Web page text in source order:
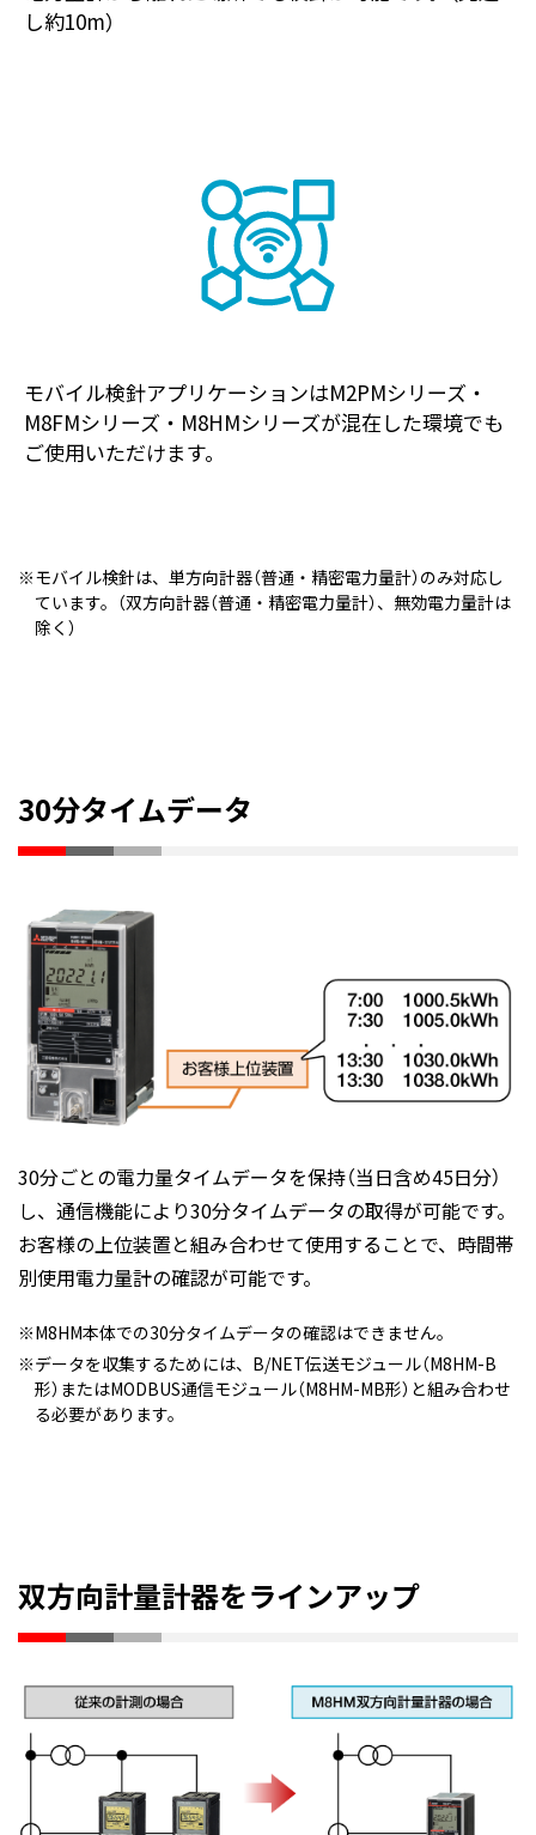
し約10m）
モバイル検針アプリケーションはM2PMシリーズ・
M8FMシリーズ・M8HMシリーズが混在した環境でも
ご使用いただけます。
モバイル検針は、単方向計器（普通・精密電力量計）のみ対応し
ています。（双方向計器（普通・精密電力量計）、無効電力量計は
除く）
30分タイムデータ
30分ごとの電力量タイムデータを保持（当日含め45日分）
し、通信機能により30分タイムデータの取得が可能です。
お客様の上位装置と組み合わせて使用することで、時間帯
別使用電力量計の確認が可能です。
M8HM本体での30分タイムデータの確認はできません。
データを収集するためには、B/NET伝送モジュール（M8HM-B
形）またはMODBUS通信モジュール（M8HM-MB形）と組み合わせ
る必要があります。
双方向計量計器をラインアップ